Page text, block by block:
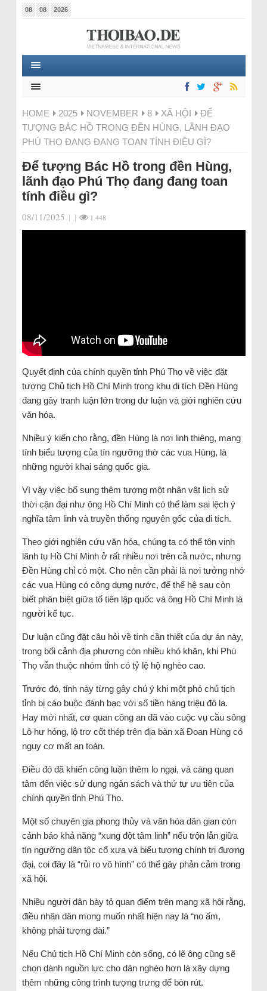
08 08 2026
HOME 2025 NOVEMBER 8 XÃ HỘI
ĐỂ
TƯỢNG BÁC HỒ TRONG ĐỀN HÙNG, LÃNH ĐẠO
PHÚ THỌ ĐANG ĐANG TOAN TÍNH ĐIỀU GÌ?
Để tượng Bác Hồ trong đền Hùng,
lãnh đạo Phú Thọ đang đang toan
tính điều gì?
08/11/2025 | | 1.448
Quyết định của chính quyền tỉnh Phú Thọ về việc đặt
tượng Chủ tịch Hồ Chí Minh trong khu di tích Đền Hùng
đang gây tranh luận lớn trong dư luận và giới nghiên cứu
văn hóa.
Nhiều ý kiến cho rằng, đền Hùng là nơi linh thiêng, mang
tính biểu tượng của tín ngưỡng thờ các vua Hùng, là
những người khai sáng quốc gia.
Vì vậy việc bổ sung thêm tượng một nhân vật lịch sử
thời cận đại như ông Hồ Chí Minh có thể làm sai lệch ý
nghĩa tâm linh và truyền thống nguyên gốc của di tích.
Theo giới nghiên cứu văn hóa, chúng ta có thể tôn vinh
lãnh tụ Hồ Chí Minh ở rất nhiều nơi trên cả nước, nhưng
Đền Hùng chỉ có một. Cho nên cần phải là nơi tưởng nhớ
các vua Hùng có công dựng nước, để thế hệ sau còn
biết phân biệt giữa tổ tiên lập quốc và ông Hồ Chí Minh là
người kế tục.
Dư luận cũng đặt câu hỏi về tính cần thiết của dự án này,
trong bối cảnh địa phương còn nhiều khó khăn, khi Phú
Thọ vẫn thuộc nhóm tỉnh có tỷ lệ hộ nghèo cao.
Trước đó, tỉnh này từng gây chú ý khi một phó chủ tịch
tỉnh bị cáo buộc đánh bạc với số tiền hàng triệu đô la.
Hay mới nhất, cơ quan công an đã vào cuộc vụ cầu sông
Lô hư hỏng, lộ trơ cốt thép trên địa bàn xã Đoan Hùng có
nguy cơ mất an toàn.
Điều đó đã khiến công luận thêm lo ngại, và càng quan
tâm đến việc sử dụng ngân sách và thứ tự ưu tiên của
chính quyền tỉnh Phú Thọ.
Một số chuyên gia phong thủy và văn hóa dân gian còn
cảnh báo khả năng “xung đột tâm linh” nếu trộn lẫn giữa
tín ngưỡng dân tộc cổ xưa và biểu tượng chính trị đương
đại, coi đây là “rủi ro vô hình” có thể gây phản cảm trong
xã hội.
Nhiều người dân bày tỏ quan điểm trên mạng xã hội rằng,
điều nhân dân mong muốn nhất hiện nay là “no ấm,
không phải tượng đài.”
Nếu Chủ tịch Hồ Chí Minh còn sống, có lẽ ông cũng sẽ
chọn dành nguồn lực cho dân nghèo hơn là xây dựng
thêm những công trình tượng trưng để bòn rút.